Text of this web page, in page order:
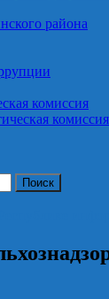
района
комиссия
комиссия